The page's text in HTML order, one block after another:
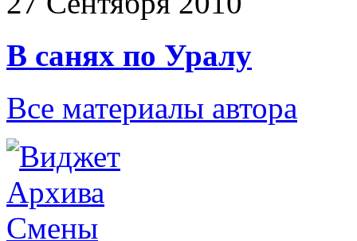
В санях по Уралу
Все материалы автора